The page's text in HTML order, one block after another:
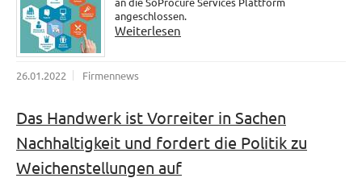
angeschlossen.
Weiterlesen
26.01.2022 Firmennews
Das Handwerk ist Vorreiter in Sachen
Nachhaltigkeit und fordert die Politik zu
Weichenstellungen auf